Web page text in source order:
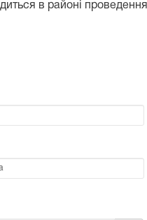
в районі проведення